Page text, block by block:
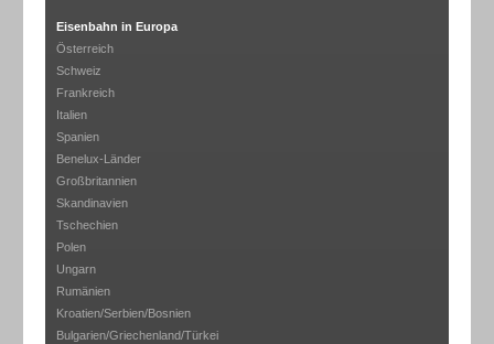
Eisenbahn in Europa
Österreich
Schweiz
Frankreich
Italien
Spanien
Benelux-Länder
Großbritannien
Skandinavien
Tschechien
Polen
Ungarn
Rumänien
Kroatien/Serbien/Bosnien
Bulgarien/Griechenland/Türkei